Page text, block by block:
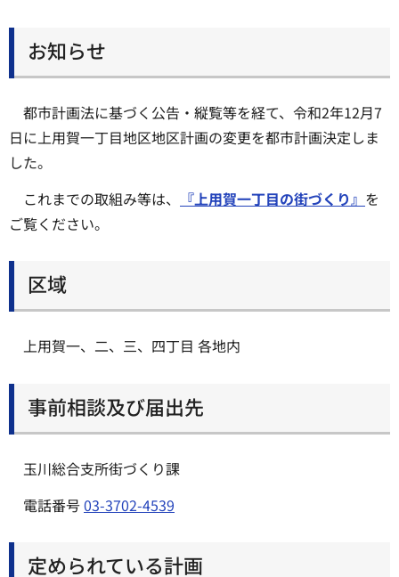
お知らせ
都市計画法に基づく公告・縦覧等を経て、令和2年12月7
日に上用賀一丁目地区地区計画の変更を都市計画決定しま
した。
これまでの取組み等は、
『上用賀一丁目の街づくり』 を
ご覧ください。
区域
上用賀一、二、三、四丁目 各地内
事前相談及び届出先
玉川総合支所街づくり課
電話番号03-3702-4539
定められている計画